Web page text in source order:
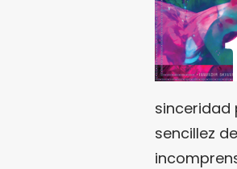
sinceridad
sencillez